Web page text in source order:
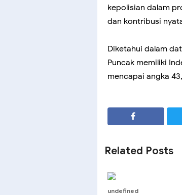
kepolisian dalam
dan kontribusi
Diketahui dalam
Puncak memiliki
mencapai angka
Related Posts
undefined